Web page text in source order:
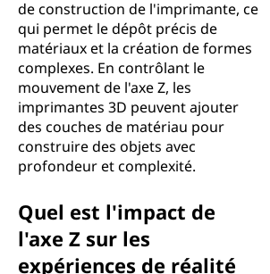
de construction de l'imprimante, ce
qui permet le dépôt précis de
matériaux et la création de formes
complexes. En contrôlant le
mouvement de l'axe Z, les
imprimantes 3D peuvent ajouter
des couches de matériau pour
construire des objets avec
profondeur et complexité.
Quel est l'impact de
l'axe Z sur les
expériences de réalité